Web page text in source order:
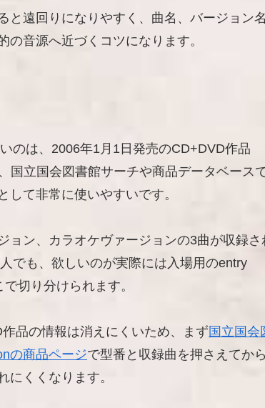
遠回りになりやすく、曲名、バージョン名
音源へ近づくコツになります。
のは、2006年1月1日発売のCD+DVD作品
国立国会図書館サーチや商品データベース
て非常に使いやすいです。
ョン、カラオケヴァージョンの3曲が収録さ
でも、欲しいのが実際には入場用のentry
切り分けられます。
品の情報は消えにくいため、まず 国立国会
の商品ページで型番と収録曲を押さえてか
にくくなります。